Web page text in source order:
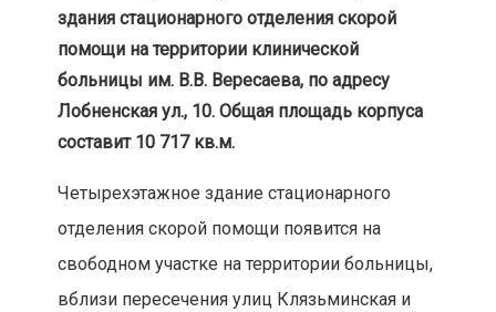
здания стационарного отделения скорой
помощи на территории клинической
больницы им. В.В. Вересаева, по адресу
Лобненская ул., 10. Общая площадь корпуса
составит 10 717 кв.м.
Четырехэтажное здание стационарного
отделения скорой помощи появится на
свободном участке на территории больницы,
вблизи пересечения улиц Клязьминская и